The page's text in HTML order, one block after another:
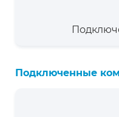
Подключенные